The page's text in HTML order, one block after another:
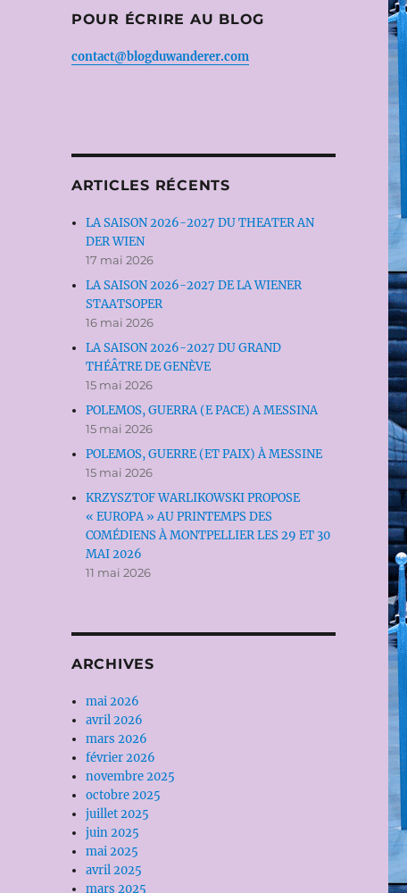
POUR ÉCRIRE AU BLOG
contact@blogduwanderer.com
ARTICLES RÉCENTS
LA SAISON 2026-2027 DU THEATER AN
DER WIEN
17 mai 2026
LA SAISON 2026-2027 DE LA WIENER
STAATSOPER
16 mai 2026
LA SAISON 2026-2027 DU GRAND
THÉÂTRE DE GENÈVE
15 mai 2026
POLEMOS, GUERRA (E PACE) A MESSINA
15 mai 2026
POLEMOS, GUERRE (ET PAIX) À MESSINE
15 mai 2026
KRZYSZTOF WARLIKOWSKI PROPOSE
« EUROPA » AU PRINTEMPS DES
COMÉDIENS À MONTPELLIER LES 29 ET 30
MAI 2026
11 mai 2026
ARCHIVES
mai 2026
avril 2026
mars 2026
février 2026
novembre 2025
octobre 2025
juillet 2025
juin 2025
mai 2025
avril 2025
mars 2025